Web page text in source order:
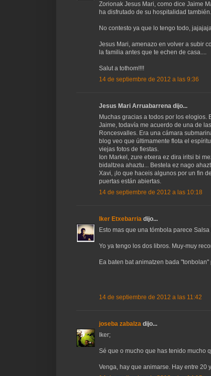
Zorionak Jesus Mari, como dice Jaime
ha disfrutado de su hospitalidad también.
No contesto ya que lo tengo todo,
Jesus Mari, amenazo en volver a subir
la familia antes que te echen de casa....
Salut a tothom!!!!
14 de septiembre de 2012 a las 9:36
Jesus Mari Arruabarrena dijo...
Muchas gracias a todos por los
Jaime, todavía me acuerdo de una de
Roncesvalles. Era una cámara
blog veo que últimamente flota el
viejas fotos de fiestas.
Ion Markel, zure etxera ez dira iritsi bi
bidaltzea ahaztu... Bestela ez nago
Xavi, ¡lo que haceis algunos por un fin
puertas están abiertas.
14 de septiembre de 2012 a las 10:18
Iker Etxebarria dijo...
Esto mas que una tómbola parece
Yo ya tengo los dos libros. Muy-muy
Ea baten bat animatzen bada "tonbolan"
14 de septiembre de 2012 a las 11:42
joseba zabalza dijo...
Iker;
Sé que o mucho que has tenido mucho
Venga, hay que animarse. Hay entre 20